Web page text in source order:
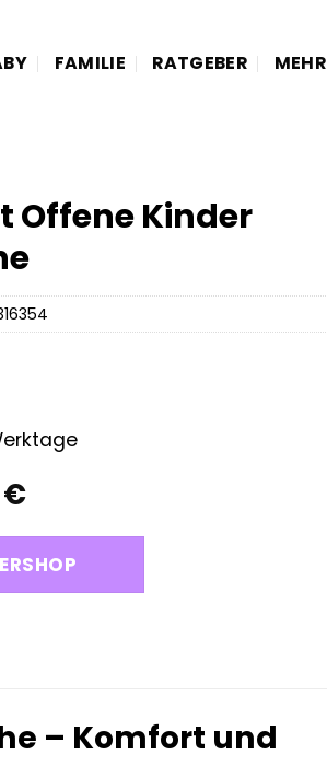
FAMILIE RATGEBER MEHR
Offene Kinder
€
€Aktueller
ist:
11,69 €.
– Komfort und